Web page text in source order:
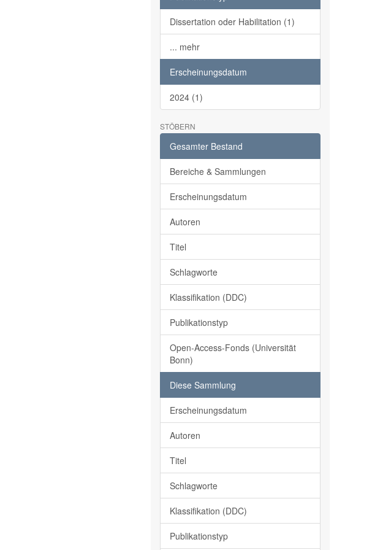
Dissertation oder Habilitation (1)
... mehr
Erscheinungsdatum
2024 (1)
STÖBERN
Gesamter Bestand
Bereiche & Sammlungen
Erscheinungsdatum
Autoren
Titel
Schlagworte
Klassifikation (DDC)
Publikationstyp
Open-Access-Fonds (Universität
Bonn)
Diese Sammlung
Erscheinungsdatum
Autoren
Titel
Schlagworte
Klassifikation (DDC)
Publikationstyp